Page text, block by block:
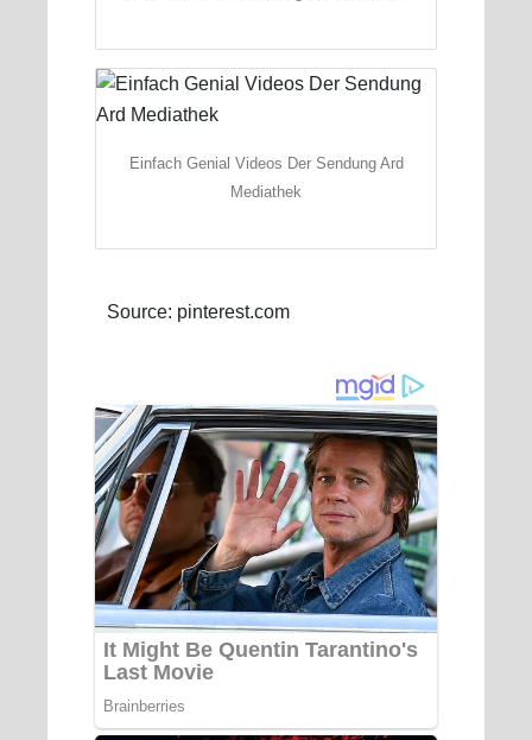
Einfach Genial Videos Der Sendung Ard
Mediathek
Source: pinterest.com